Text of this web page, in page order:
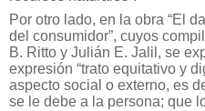
Por otro lado, en la obra “El
del consumidor”, cuyos
B. Ritto y Julián E. Jalil, se
expresión “trato equitativo y
aspecto social o externo, es
se le debe a la persona; que